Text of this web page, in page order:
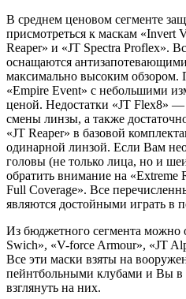
В среднем ценовом сегменте
присмотреться к маскам «Invert
Reaper» и «JT Spectra Proflex».
оснащаются
максимально высоким обзором.
«Empire Event» с небольшими
ценой. Недостатки «JT Flex8» —
смены линзы, а также
«JT Reaper» в базовой
одинарной линзой. Если Вам
головы (не только лица, но и
обратить внимание на «Extreme
Full Coverage». Все
являются достойными играть в
Из бюджетного сегмента можно
Swich», «V-force Armour», «JT
Все эти маски взяты на
пейнтбольными клубами и Вы
взглянуть на них.